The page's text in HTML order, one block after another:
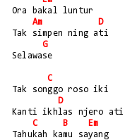
Ora bakal luntur
Am
D
Tak simpen ning ati
G
Selawase
C
Tak songgo roso iki
D
Kanti ikhlas njero ati
C
B
Em
Tahukah kamu sayang